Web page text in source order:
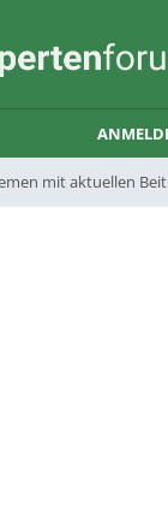
mit aktuellen